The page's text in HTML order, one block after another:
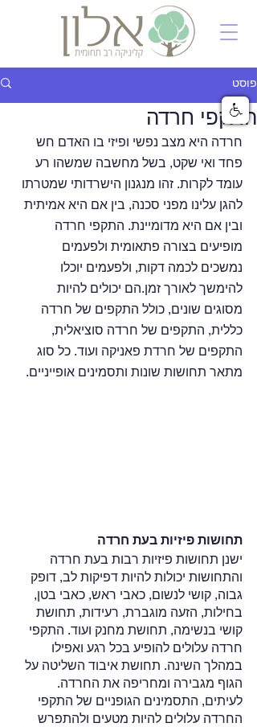
פוסט
התקפי חרדה
חרדה היא מצב נפשי ופיזי בו האדם חש
פחד ואי שקט, בשל מחשבה שמשהו רע
עומד לקרות. זהו מנגנון הישרדותי שמטרתו
להגן עלינו מפני סכנה, בין אם היא אמיתית
ובין אם היא מדומיינת. התקפי חרדה
מופיעים בצורה פתאומית ולפעמים
נמשכים לכמה דקות, ולפעמים יוכלו
להימשך לאורך זמן.הם יכולים להיות
מסוגים שונים, כולל התקפים של חרדה
כללית, התקפים של חרדה סוציאלית,
התקפים של חרדת פאניקה ועוד. כל סוג
מתאר תחושות שונות ותסמינים אופייניים.
תחושות פיזיות בעת חרדה
ישנן תחושות פיזיות רבות בעת חרדה
והתחושות יכולות להיות דפיקות לב, דופק
גבוה, קושי לנשום, כאבי ראש, כאבי בטן,
בחילות, הזעה מוגברת, רעידות, תחושת
קושי בנשימה, תחושת מחנק ועוד. התקפי
חרדה עלולים להופיע בכל רגע ואפילו
במהלך השינה. תחושת איבוד השליטה על
הגוף מגבירה ומחריפה את החרדה.
לעיתים, התסמינים הגופניים של התקפי
החרדה עלולים להיות מטעים ולהתפרש